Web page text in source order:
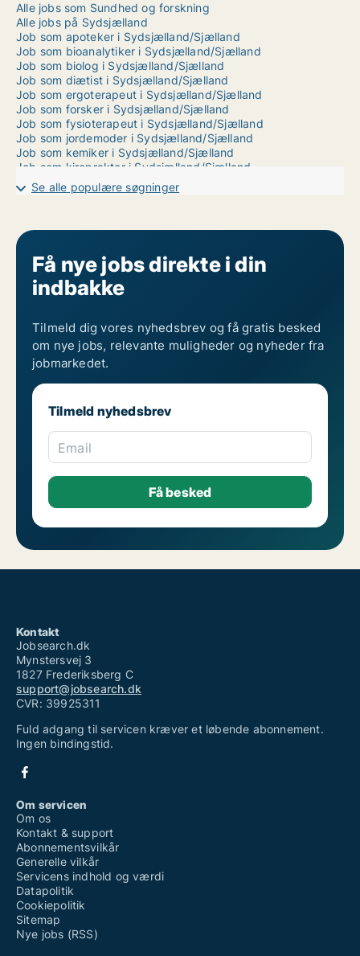
Alle jobs som Sundhed og forskning
Alle jobs på Sydsjælland
Job som apoteker i Sydsjælland/Sjælland
Job som bioanalytiker i Sydsjælland/Sjælland
Job som biolog i Sydsjælland/Sjælland
Job som diætist i Sydsjælland/Sjælland
Job som ergoterapeut i Sydsjælland/Sjælland
Job som forsker i Sydsjælland/Sjælland
Job som fysioterapeut i Sydsjælland/Sjælland
Job som jordemoder i Sydsjælland/Sjælland
Job som kemiker i Sydsjælland/Sjælland
Job som kiropraktor i Sydsjælland/Sjælland
Job som laborant i Sydsjælland/Sjælland
Job som levnedsmiddeltekniker i Sydsjælland/Sjælland
Job som massør i Sydsjælland/Sjælland
Job som optiker i Sydsjælland/Sjælland
Job som personlig træner i Sydsjælland/Sjælland
Job som psykolog i Sydsjælland/Sjælland
Job som psykomotorisk terapeut i Sydsjælland/Sjælland
Job som socialrådgiver i Sydsjælland/Sjælland
Job som sosu-assistent i Sydsjælland/Sjælland
Job som sosu-hjælper i Sydsjælland/Sjælland
Job som sygeplejerske i Sydsjælland/Sjælland
Job som tandlæge i Sydsjælland/Sjælland
Job som tandplejer og klinikassistent i Sydsjælland/Sjælland
Job som tandtekniker i Sydsjælland/Sjælland
Job som veterinær i Sydsjælland/Sjælland
Ledige jobs på Sydsjælland (elev)
Ledige jobs på Sydsjælland (freelance)
Ledige jobs på Sydsjælland (praktik)
Ledige jobs på Sydsjælland (studiejob)
Ledige jobs på Sydsjælland (vikar)
Se alle populære søgninger
Få nye jobs direkte i din
indbakke
Tilmeld dig vores nyhedsbrev og få gratis besked
om nye jobs, relevante muligheder og nyheder fra
jobmarkedet.
Tilmeld nyhedsbrev
Email
Kontakt
Jobsearch.dk
Mynstersvej 3
1827 Frederiksberg C
support@jobsearch.dk
CVR: 39925311
Fuld adgang til servicen kræver et løbende abonnement.
Ingen bindingstid.
Om servicen
Om os
Kontakt & support
Abonnementsvilkår
Generelle vilkår
Servicens indhold og værdi
Datapolitik
Cookiepolitik
Sitemap
Nye jobs (RSS)